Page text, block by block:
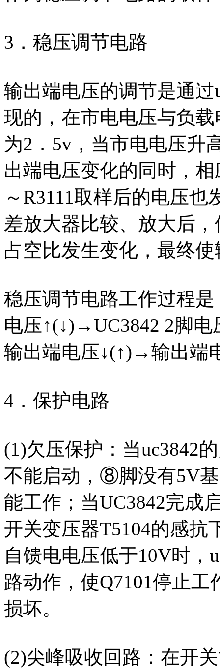
3．稳压调节电路
输出端电压的调节是通
现的，在市电电压与负
为2．5v，当市电电压升
出端电压变化的同时，
～R3111取样后的电压
差放大器比较、放大后
占空比发生变化，最终
稳压调节电路工作过程
电压↑(↓)→UC3842 2脚
输出端电压↓(↑)→输出端
4．保护电路
(1)欠压保护：当uc3842
不能启动，⑧脚没有5V
能工作；当UC3842完成
开关变压器T5104的感抗
自馈电电压低于10V时，
路动作，使Q7101停止
损坏。
(2)尖峰吸收回路：在开